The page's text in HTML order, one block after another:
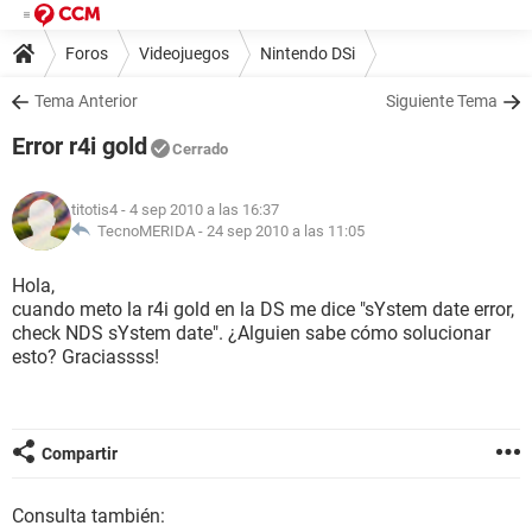
Foros Videojuegos Nintendo DSi
Tema Anterior Siguiente Tema
Error r4i gold Cerrado
titotis4 - 4 sep 2010 a las 16:37
TecnoMERIDA - 24 sep 2010 a las 11:05
Hola,
cuando meto la r4i gold en la DS me dice "sYstem date error,
check NDS sYstem date". ¿Alguien sabe cómo solucionar
esto? Graciassss!
Compartir
Consulta también: